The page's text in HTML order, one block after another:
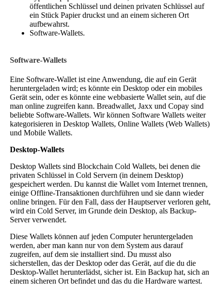
öffentlichen Schlüssel und deinen privaten Schlüssel auf
ein Stück Papier druckst und an einem sicheren Ort
aufbewahrst.
Software-Wallets.
Software-Wallets
Eine Software-Wallet ist eine Anwendung, die auf ein Gerät
heruntergeladen wird; es könnte ein Desktop oder ein mobiles
Gerät sein, oder es könnte eine webbasierte Wallet sein, auf die
man online zugreifen kann. Breadwallet, Jaxx und Copay sind
beliebte Software-Wallets. Wir können Software Wallets weiter
kategorisieren in Desktop Wallets, Online Wallets (Web Wallets)
und Mobile Wallets.
Desktop-Wallets
Desktop Wallets sind Blockchain Cold Wallets, bei denen die
privaten Schlüssel in Cold Servern (in deinem Desktop)
gespeichert werden. Du kannst die Wallet vom Internet trennen,
einige Offline-Transaktionen durchführen und sie dann wieder
online bringen. Für den Fall, dass der Hauptserver verloren geht,
wird ein Cold Server, im Grunde dein Desktop, als Backup-
Server verwendet.
Diese Wallets können auf jeden Computer heruntergeladen
werden, aber man kann nur von dem System aus darauf
zugreifen, auf dem sie installiert sind. Du musst also
sicherstellen, das der Desktop oder das Gerät, auf die du die
Desktop-Wallet herunterlädst, sicher ist. Ein Backup hat, sich an
einem sicheren Ort befindet und das du die Hardware wartest.